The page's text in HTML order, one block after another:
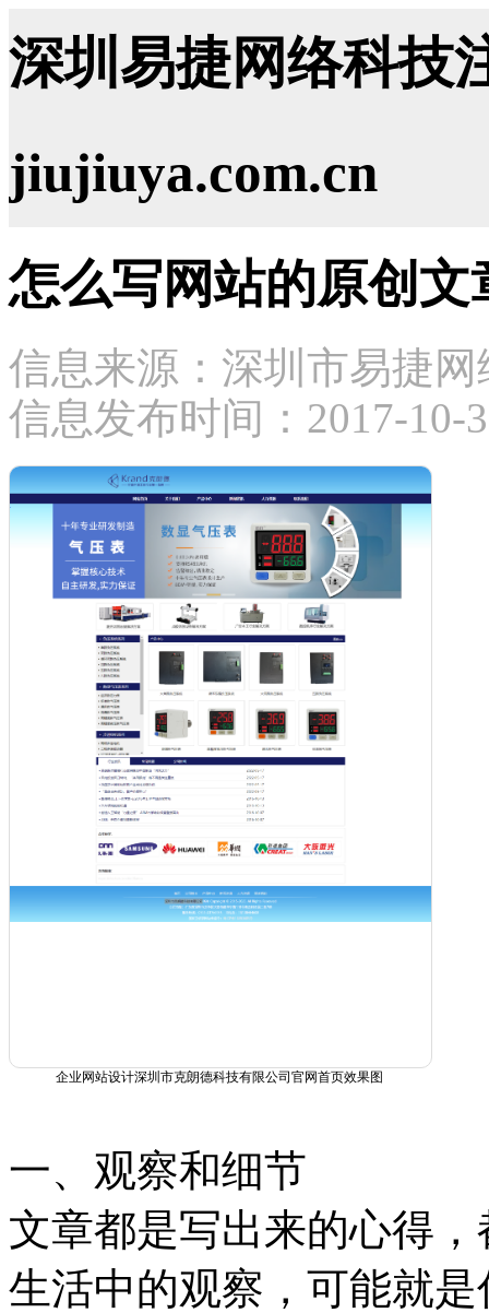
深圳易捷网络科技
jiujiuya.com.cn
怎么写网站的原创文
信息来源：深圳市易捷
信息发布时间：2017-10-
企业网站设计深圳市克朗德科技有限公司官网首页效果图
一、观察和细节
文章都是写出来的心得
生活中的观察，可能就